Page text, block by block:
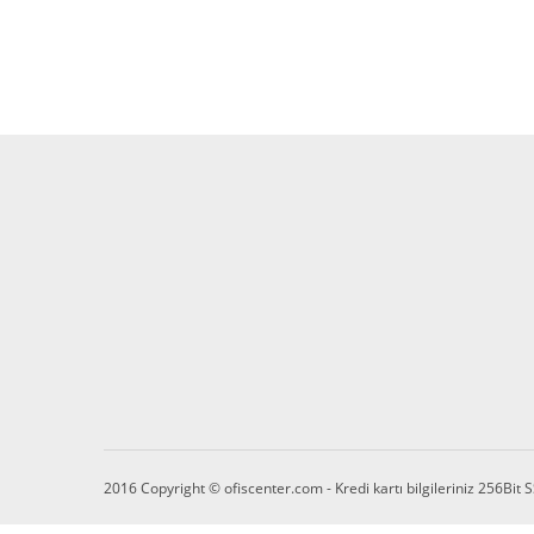
2016 Copyright © ofiscenter.com - Kredi kartı bilgileriniz 256Bit